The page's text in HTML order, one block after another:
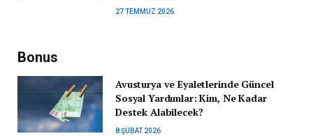
27 TEMMUZ 2026
Bonus
Avusturya ve Eyaletlerinde Güncel
Sosyal Yardımlar: Kim, Ne Kadar
Destek Alabilecek?
8 ŞUBAT 2026